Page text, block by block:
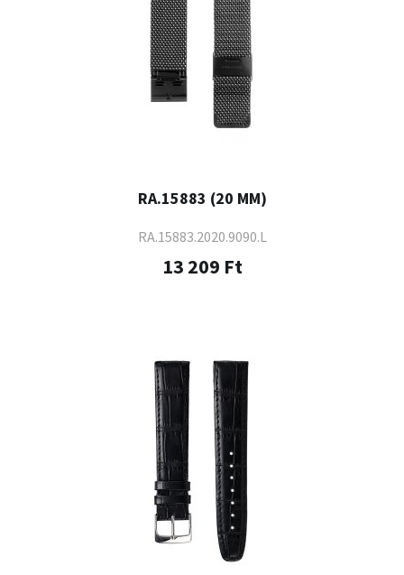
RA.15883 (20 MM)
RA.15883.2020.9090.L
13 209 Ft